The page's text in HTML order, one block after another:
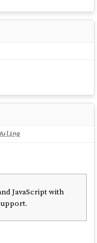
JavaScript with